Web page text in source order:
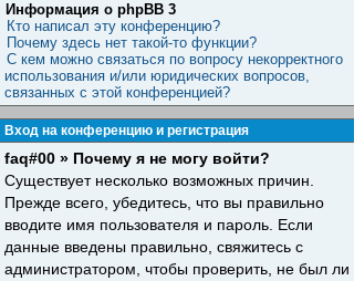
Информация о phpBB 3
Кто написал эту конференцию?
Почему здесь нет такой-то функции?
С кем можно связаться по вопросу некорректного
использования и/или юридических вопросов,
связанных с этой конференцией?
Вход на конференцию и регистрация
faq#00 » Почему я не могу войти?
Существует несколько возможных причин.
Прежде всего, убедитесь, что вы правильно
вводите имя пользователя и пароль. Если
данные введены правильно, свяжитесь с
администратором, чтобы проверить, не был ли